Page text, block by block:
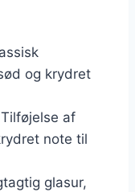
og krydret
af
note til
glasur,